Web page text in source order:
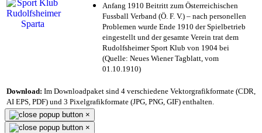
Anfang 1910 Beitritt zum Österreichischen
Fussball Verband (Ö. F. V.) – nach personellen
Problemen wurde Ende 1910 der Spielbetrieb
eingestellt und der gesamte Verein trat dem
Rudolfsheimer Sport Klub von 1904 bei
(Quelle: Neues Wiener Tagblatt, vom
01.10.1910)
Download: Im Downloadpaket sind 4 verschiedene Vektorgrafikformate (CDR,
AI EPS, PDF) und 3 Pixelgrafikformate (JPG, PNG, GIF) enthalten.
×
×